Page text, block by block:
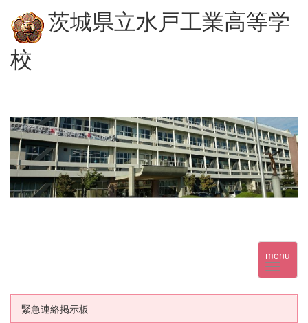
茨城県立水戸工業高等学
校
menu
緊急連絡掲示板